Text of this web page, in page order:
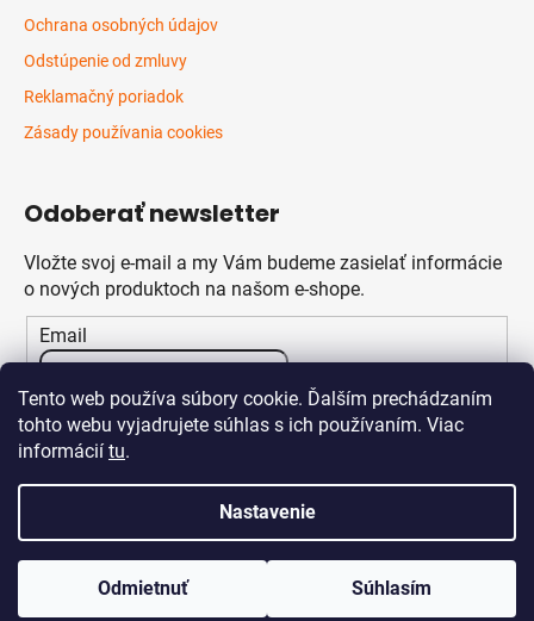
Tento web používa súbory cookie. Ďalším prechádzaním
tohto webu vyjadrujete súhlas s ich používaním. Viac
informácií tu.
Nastavenie
Odmietnuť Súhlasím
Ochrana osobných údajov
Odstúpenie od zmluvy
Reklamačný poriadok
Zásady používania cookies
Odoberať newsletter
Vložte svoj e-mail a my Vám budeme zasielať informácie
o nových produktoch na našom e-shope.
Email
Vložením e-mailu súhlasíte spodmienkami ochrany
osobných údajov
PRIHLÁSIŤ SA